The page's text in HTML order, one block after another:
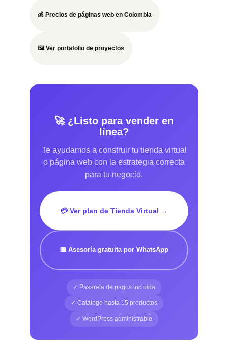
💰 Precios de páginas web en Colombia
🖼️ Ver portafolio de proyectos
🚀 ¿Listo para vender en
línea?
Te ayudamos a construir tu tienda virtual
o página web con la estrategia correcta
para tu negocio.
💳 Ver plan de Tienda Virtual →
📅 Asesoría gratuita por WhatsApp
✓ Pasarela de pagos incluida
✓ Catálogo hasta 15 productos
✓ WordPress administrable